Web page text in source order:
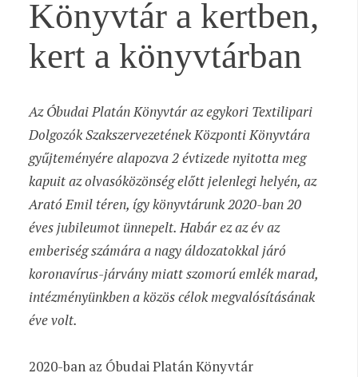
Könyvtár a kertben,
kert a könyvtárban
Az Óbudai Platán Könyvtár az egykori Textilipari
Dolgozók Szakszervezetének Központi Könyvtára
gyűjteményére alapozva 2 évtizede nyitotta meg
kapuit az olvasóközönség előtt jelenlegi helyén, az
Arató Emil téren, így könyvtárunk 2020-ban 20
éves jubileumot ünnepelt. Habár ez az év az
emberiség számára a nagy áldozatokkal járó
koronavírus-járvány miatt szomorú emlék marad,
intézményünkben a közös célok megvalósításának
éve volt.
2020-ban az Óbudai Platán Könyvtár